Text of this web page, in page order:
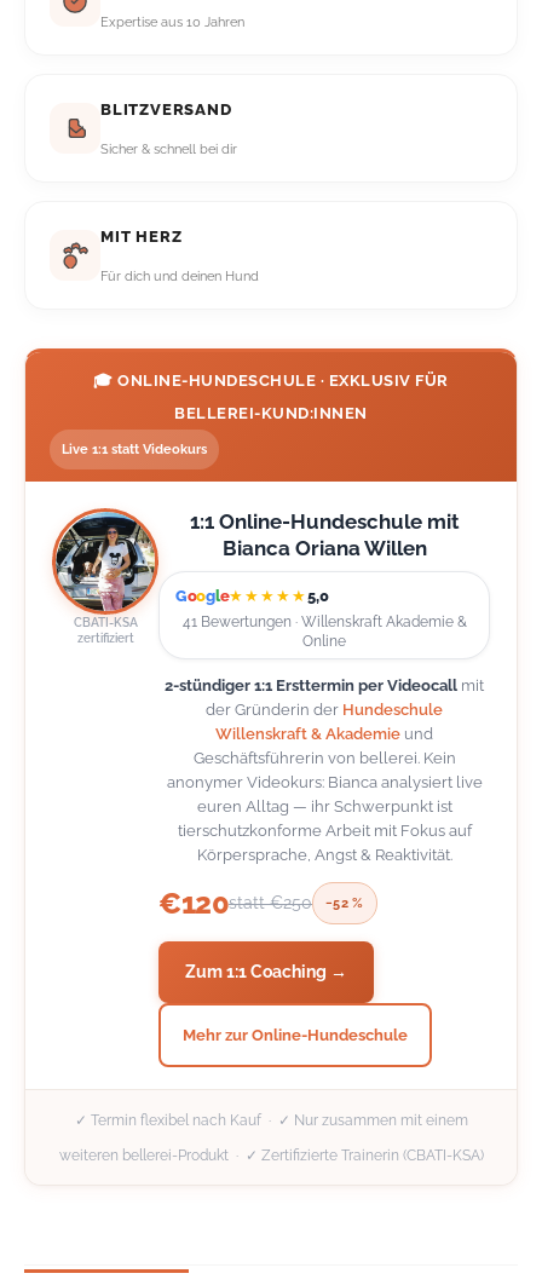
Expertise aus 10 Jahren
BLITZVERSAND
Sicher & schnell bei dir
MIT HERZ
Für dich und deinen Hund
🎓 ONLINE-HUNDESCHULE · EXKLUSIV FÜR
BELLEREI-KUND:INNEN
Live 1:1 statt Videokurs
CBATI-KSA
zertifiziert
1:1 Online-Hundeschule mit
Bianca Oriana Willen
Google★★★★★5,0
41 Bewertungen · Willenskraft Akademie &
Online
2-stündiger 1:1 Ersttermin per Videocall mit
der Gründerin der Hundeschule
Willenskraft & Akademie und
Geschäftsführerin von bellerei. Kein
anonymer Videokurs: Bianca analysiert live
euren Alltag — ihr Schwerpunkt ist
tierschutzkonforme Arbeit mit Fokus auf
Körpersprache, Angst & Reaktivität.
€120statt €250 −52 %
Zum 1:1 Coaching →
Mehr zur Online-Hundeschule
✓ Termin flexibel nach Kauf · ✓ Nur zusammen mit einem
weiteren bellerei-Produkt · ✓ Zertifizierte Trainerin (CBATI-KSA)